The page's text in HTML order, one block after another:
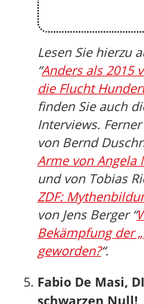
Lesen Sie hierzu
“Anders als 2015
die Flucht
finden Sie auch
Interviews.
von Bernd
Arme von Angela
und von Tobias
ZDF:
von Jens Berger “
Bekämpfung der
geworden?“.
Fabio De Masi,
schwarzen Null!